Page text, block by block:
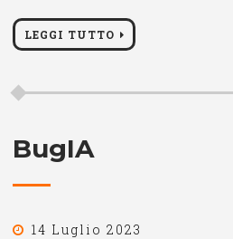
LEGGI TUTTO
BugIA
14 Luglio 2023